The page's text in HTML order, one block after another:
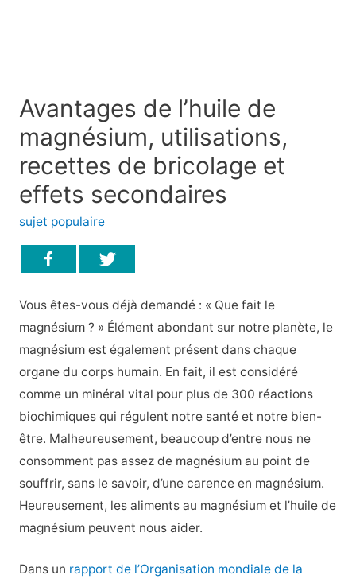
Avantages de l’huile de
magnésium, utilisations,
recettes de bricolage et
effets secondaires
sujet populaire
Vous êtes-vous déjà demandé : « Que fait le
magnésium ? » Élément abondant sur notre planète, le
magnésium est également présent dans chaque
organe du corps humain. En fait, il est considéré
comme un minéral vital pour plus de 300 réactions
biochimiques qui régulent notre santé et notre bien-
être. Malheureusement, beaucoup d’entre nous ne
consomment pas assez de magnésium au point de
souffrir, sans le savoir, d’une carence en magnésium.
Heureusement, les aliments au magnésium et l’huile de
magnésium peuvent nous aider.
Dans un rapport de l’Organisation mondiale de la